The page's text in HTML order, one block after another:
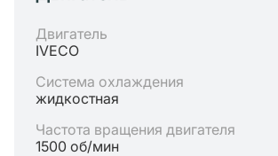
Двигатель
IVECO
Система охлаждения
жидкостная
Частота вращения двигателя
1500 об/мин